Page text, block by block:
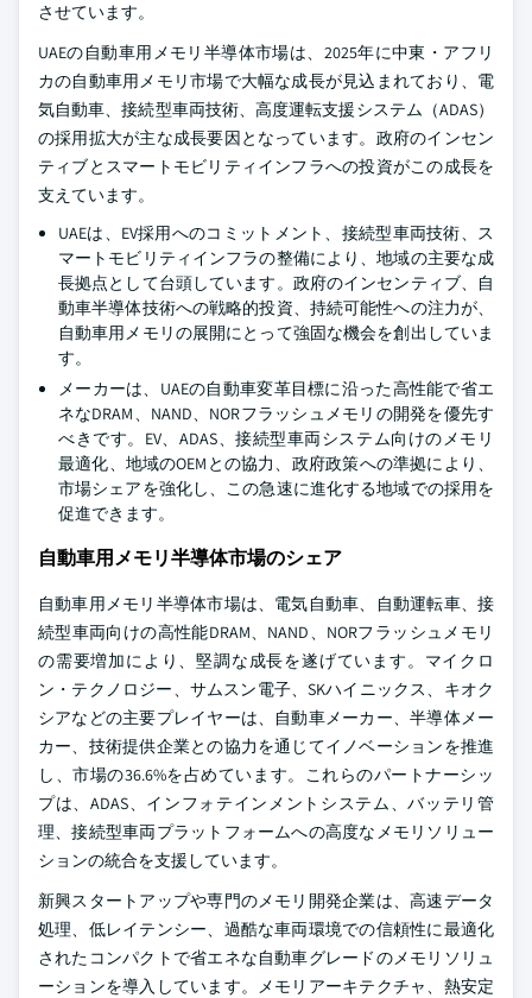
させています。
UAEの自動車用メモリ半導体市場は、2025年に中東・アフリ
カの自動車用メモリ市場で大幅な成長が見込まれており、電
気自動車、接続型車両技術、高度運転支援システム（ADAS）
の採用拡大が主な成長要因となっています。政府のインセン
ティブとスマートモビリティインフラへの投資がこの成長を
支えています。
UAEは、EV採用へのコミットメント、接続型車両技術、ス
マートモビリティインフラの整備により、地域の主要な成
長拠点として台頭しています。政府のインセンティブ、自
動車半導体技術への戦略的投資、持続可能性への注力が、
自動車用メモリの展開にとって強固な機会を創出していま
す。
メーカーは、UAEの自動車変革目標に沿った高性能で省エ
ネなDRAM、NAND、NORフラッシュメモリの開発を優先す
べきです。EV、ADAS、接続型車両システム向けのメモリ
最適化、地域のOEMとの協力、政府政策への準拠により、
市場シェアを強化し、この急速に進化する地域での採用を
促進できます。
自動車用メモリ半導体市場のシェア
自動車用メモリ半導体市場は、電気自動車、自動運転車、接
続型車両向けの高性能DRAM、NAND、NORフラッシュメモリ
の需要増加により、堅調な成長を遂げています。マイクロ
ン・テクノロジー、サムスン電子、SKハイニックス、キオク
シアなどの主要プレイヤーは、自動車メーカー、半導体メー
カー、技術提供企業との協力を通じてイノベーションを推進
し、市場の36.6%を占めています。これらのパートナーシッ
プは、ADAS、インフォテインメントシステム、バッテリ管
理、接続型車両プラットフォームへの高度なメモリソリュー
ションの統合を支援しています。
新興スタートアップや専門のメモリ開発企業は、高速データ
処理、低レイテンシー、過酷な車両環境での信頼性に最適化
されたコンパクトで省エネな自動車グレードのメモリソリュ
ーションを導入しています。メモリアーキテクチャ、熱安定